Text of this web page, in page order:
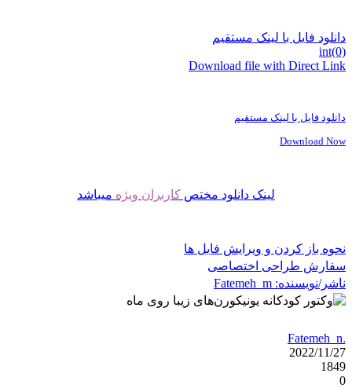
دانلود فایل با لینک مستقیم
int(0)
Download file with Direct Link
دانلود فایل با لینک مستقیم
Download Now
لینک دانلود مختص کاربران ویژه میباشد
نحوه باز کردن و ویرایش فایل ها
سفارش طراحی اختصاصی
ناشر/نویسنده: Fatemeh_m
Fatemeh_m
2022/11/27
1849
0